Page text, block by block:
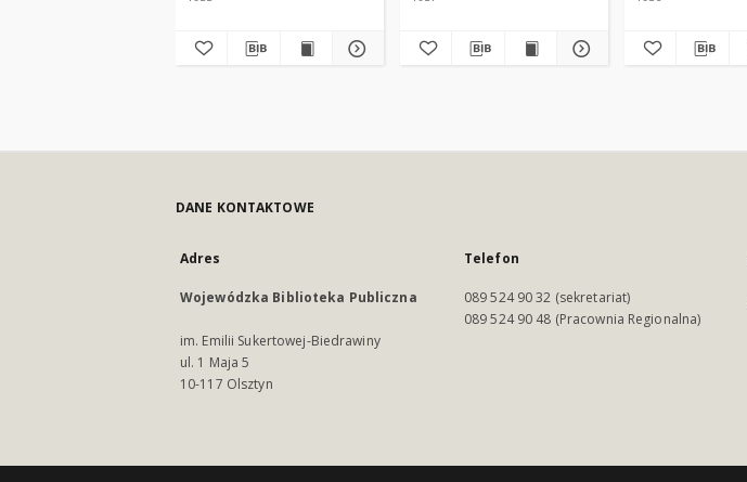
DANE KONTAKTOWE
Adres
Wojewódzka Biblioteka Publiczna
im. Emilii Sukertowej-Biedrawiny
ul. 1 Maja 5
10-117 Olsztyn
Telefon
089 524 90 32 (sekretariat)
089 524 90 48 (Pracownia Regionalna)